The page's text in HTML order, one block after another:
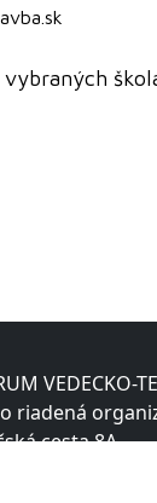
VEDECKO-
riadená
cesta 8A